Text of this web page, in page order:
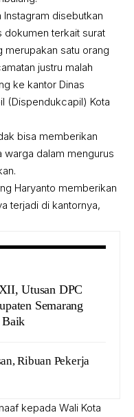
Instagram disebutkan
dokumen terkait surat
merupakan satu orang
justru malah
ke kantor Dinas
(Dispendukcapil) Kota
bisa memberikan
warga dalam mengurus
Haryanto memberikan
terjadi di kantornya,
Utusan DPC
Semarang
Baik
Ribuan Pekerja
kepada Wali Kota